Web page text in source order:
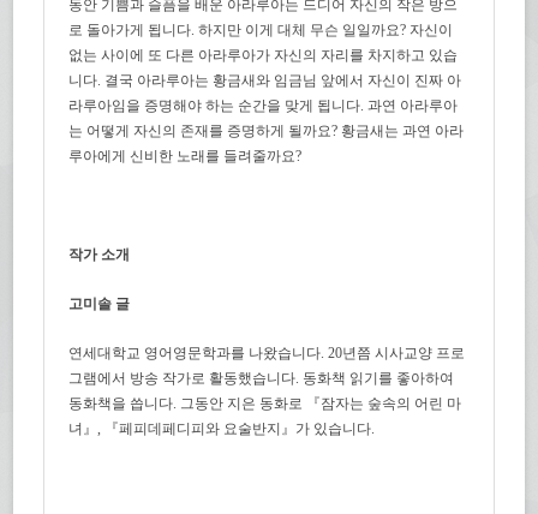
동안 기쁨과 슬픔을 배운 아라루아는 드디어 자신의 작은 방으
로 돌아가게 됩니다. 하지만 이게 대체 무슨 일일까요? 자신이
없는 사이에 또 다른 아라루아가 자신의 자리를 차지하고 있습
니다. 결국 아라루아는 황금새와 임금님 앞에서 자신이 진짜 아
라루아임을 증명해야 하는 순간을 맞게 됩니다. 과연 아라루아
는 어떻게 자신의 존재를 증명하게 될까요? 황금새는 과연 아라
루아에게 신비한 노래를 들려줄까요?
작가 소개
고미솔 글
연세대학교 영어영문학과를 나왔습니다. 20년쯤 시사교양 프로
그램에서 방송 작가로 활동했습니다. 동화책 읽기를 좋아하여
동화책을 씁니다. 그동안 지은 동화로 『잠자는 숲속의 어린 마
녀』, 『페피데페디피와 요술반지』가 있습니다.